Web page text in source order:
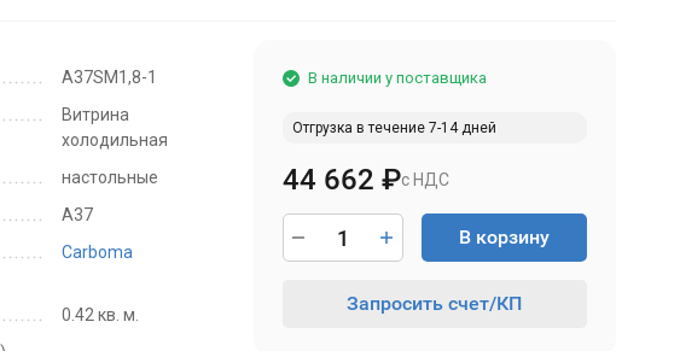
A37SM1,8-1
Витрина
холодильная
настольные
A37
Carboma
0.42 кв. м.
В наличии у поставщика
Отгрузка в течение 7-14 дней
с НДС
44 662 ₽
В корзину
Запросить счет/КП